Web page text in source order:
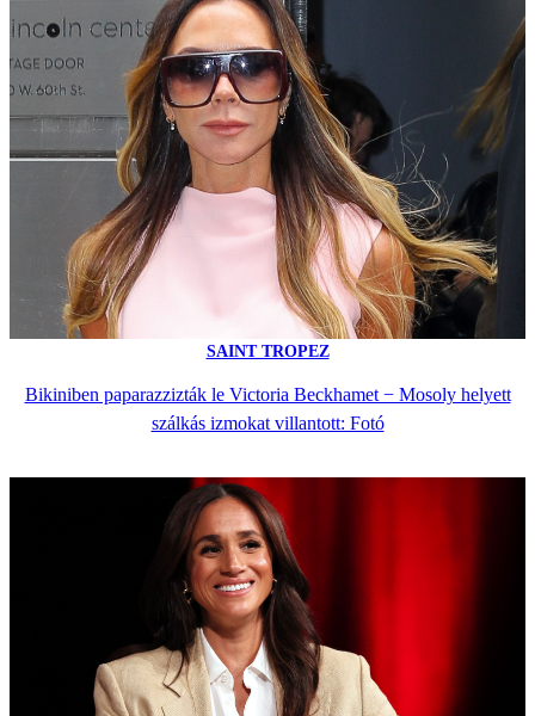
SAINT TROPEZ
Bikiniben paparazzizták le Victoria Beckhamet − Mosoly helyett
szálkás izmokat villantott: Fotó